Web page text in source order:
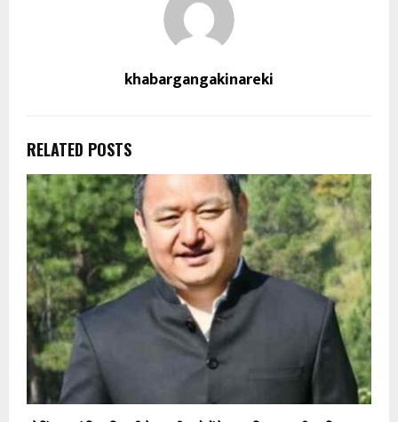
khabargangakinareki
RELATED POSTS